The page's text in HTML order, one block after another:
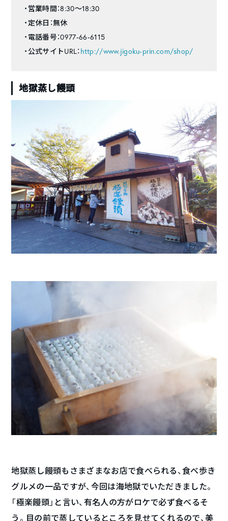
・営業時間：8:30～18:30
・定休日：無休
・電話番号：0977-66-6115
・公式サイトURL： http://www.jigoku-prin.com/shop/
地獄蒸し饅頭
地獄蒸し饅頭もさまざまなお店で食べられる、食べ歩き
グルメの一品ですが、今回は海地獄でいただきました。
「極楽饅頭」と言い、有名人の方がロケで必ず食べるそ
う。目の前で蒸しているところを見せてくれるので、美